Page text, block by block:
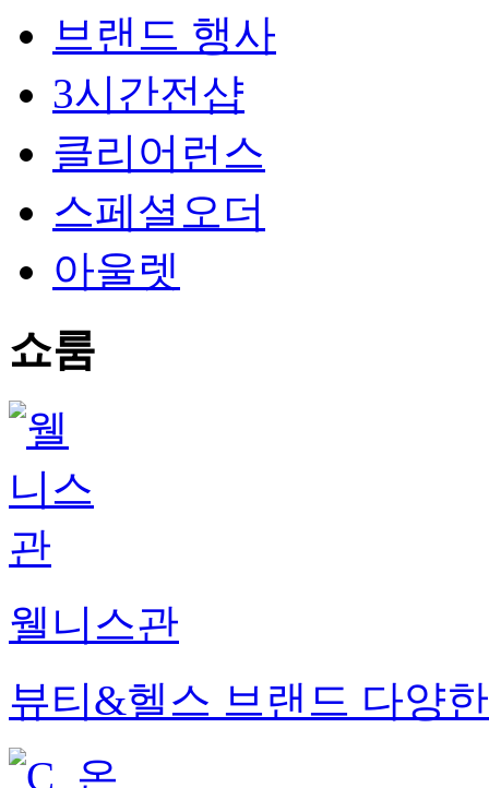
브랜드 행사
3시간전샵
클리어런스
스페셜오더
아울렛
쇼룸
웰니스관
뷰티&헬스 브랜드 다양